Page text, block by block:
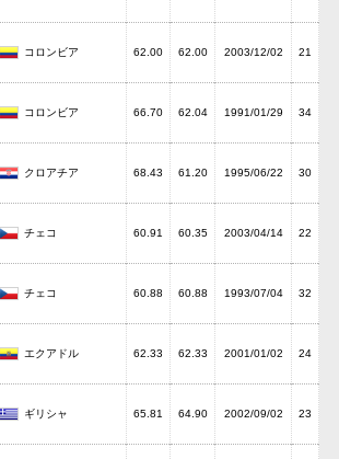
コロンビア 62.00 62.00 2003/12/02 21
コロンビア 66.70 62.04 1991/01/29 34
クロアチア 68.43 61.20 1995/06/22 30
チェコ 60.91 60.35 2003/04/14 22
チェコ 60.88 60.88 1993/07/04 32
エクアドル 62.33 62.33 2001/01/02 24
ギリシャ 65.81 64.90 2002/09/02 23